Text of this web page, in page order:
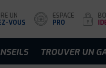
UN
VOUS
ESPACE
PRO
TROUVER UN